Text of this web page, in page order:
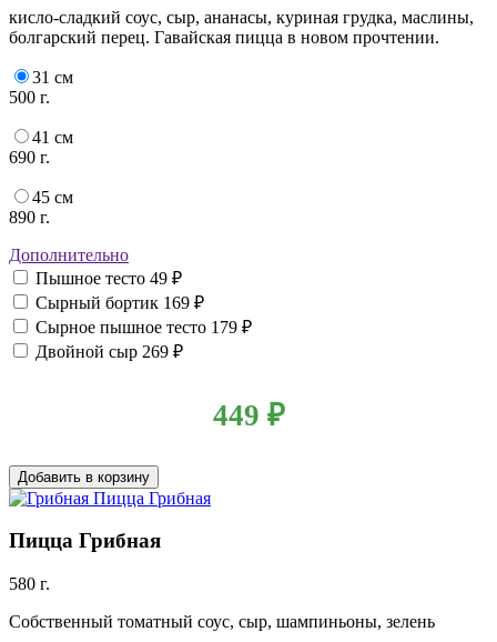
кисло-сладкий соус, сыр, ананасы, куриная грудка, маслины,
болгарский перец. Гавайская пицца в новом прочтении.
31 см
500 г.
41 см
690 г.
45 см
890 г.
Дополнительно
Пышное тесто 49 ₽
Сырный бортик 169 ₽
Сырное пышное тесто 179 ₽
Двойной сыр 269 ₽
449 ₽
Добавить в корзину
Пицца Грибная
580 г.
Собственный томатный соус, сыр, шампиньоны, зелень